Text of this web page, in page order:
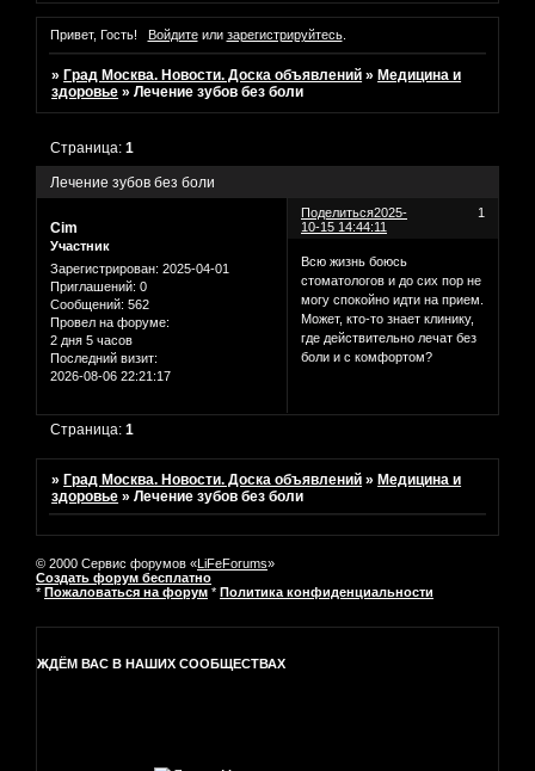
Привет, Гость! Войдитеили зарегистрируйтесь.
» Град Москва. Новости. Доска объявлений » Медицина и
здоровье »Лечение зубов без боли
Лечение зубов без боли
Страница:1
Поделиться 1
2025-
10-15 14:44:11
Cim
Участник
Зарегистрирован: 2025-04-01
Приглашений: 0
Сообщений: 562
Провел на форуме:
2 дня 5 часов
Последний визит:
2026-08-06 22:21:17
Всю жизнь боюсь
стоматологов и до сих пор не
могу спокойно идти на прием.
Может, кто-то знает клинику,
где действительно лечат без
боли и с комфортом?
Страница:1
»Град Москва. Новости. Доска объявлений »Медицина и
здоровье »Лечение зубов без боли
© 2000 Сервис форумов «LiFeForums»
Создать форум бесплатно
* Пожаловаться на форум * Политика конфиденциальности
ЖДЁМ ВАС В НАШИХ СООБЩЕСТВАХ